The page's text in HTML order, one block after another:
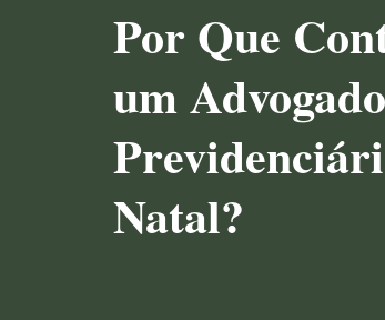
Por Que
um Advogado
Natal?